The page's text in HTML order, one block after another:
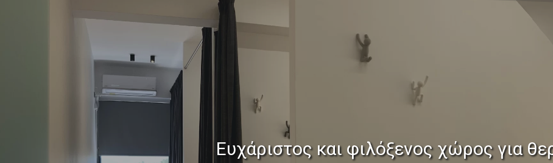
Ευχάριστος και φιλόξενος χώρος για